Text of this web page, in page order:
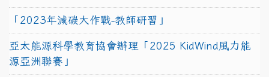
「2023年減碳大作戰-教師研習」
亞太能源科學教育協會辦理「2025 KidWind風力能
源亞洲聯賽」